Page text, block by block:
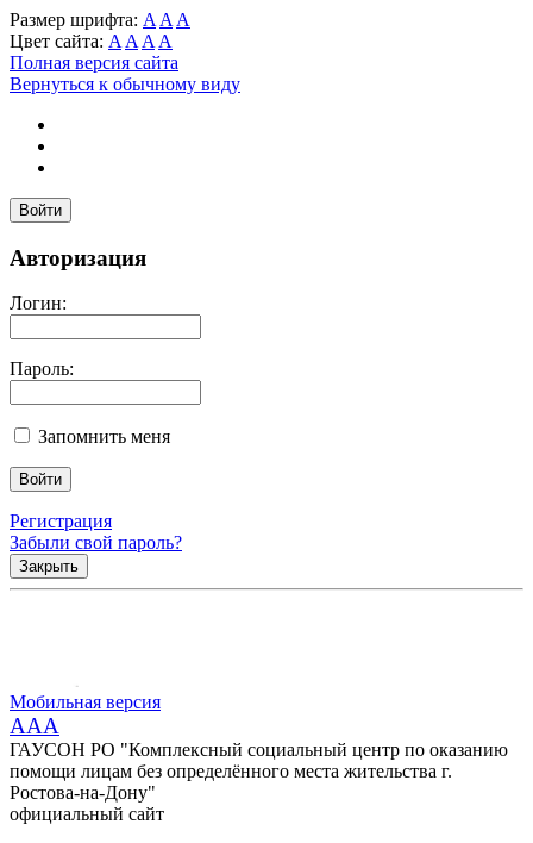
Размер шрифта: A A A
Цвет сайта: A A A A
Полная версия сайта
Вернуться к обычному виду
Войти
Авторизация
Логин:
Пароль:
Запомнить меня
Регистрация
Забыли свой пароль?
Закрыть
Мобильная версия
AAA
ГАУСОН РО "Комплексный социальный центр по оказанию
помощи лицам без определённого места жительства г.
Ростова-на-Дону"
официальный сайт